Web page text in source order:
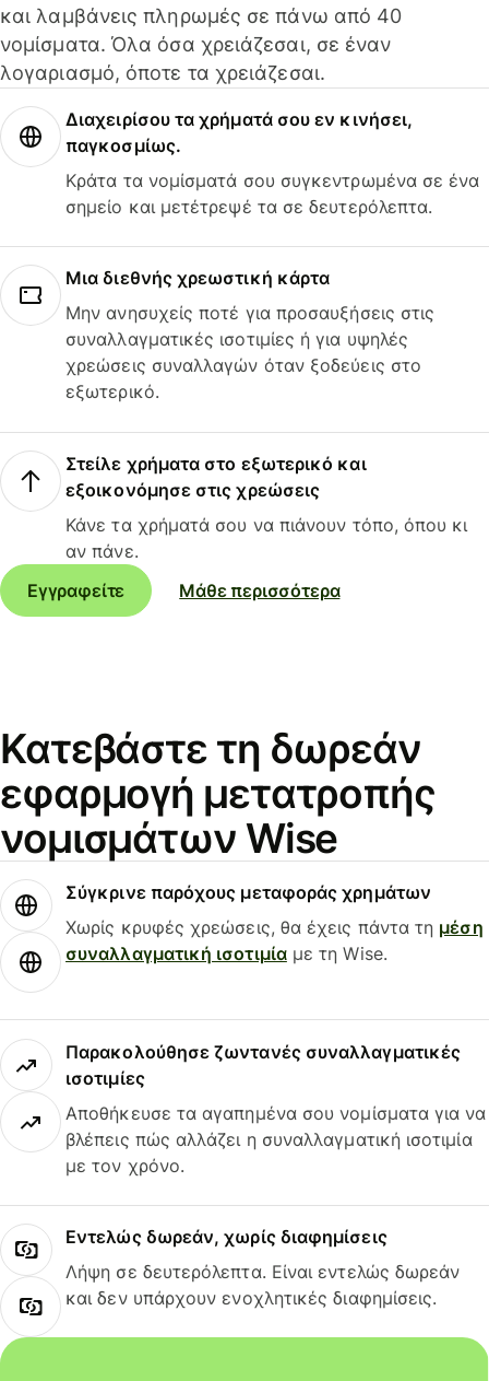
και λαμβάνεις πληρωμές σε πάνω από 40
νομίσματα. Όλα όσα χρειάζεσαι, σε έναν
λογαριασμό, όποτε τα χρειάζεσαι.
Διαχειρίσου τα χρήματά σου εν κινήσει,
παγκοσμίως.
Κράτα τα νομίσματά σου συγκεντρωμένα σε ένα
σημείο και μετέτρεψέ τα σε δευτερόλεπτα.
Μια διεθνής χρεωστική κάρτα
Μην ανησυχείς ποτέ για προσαυξήσεις στις
συναλλαγματικές ισοτιμίες ή για υψηλές
χρεώσεις συναλλαγών όταν ξοδεύεις στο
εξωτερικό.
Στείλε χρήματα στο εξωτερικό και
εξοικονόμησε στις χρεώσεις
Κάνε τα χρήματά σου να πιάνουν τόπο, όπου κι
αν πάνε.
Εγγραφείτε
Μάθε περισσότερα
Κατεβάστε τη δωρεάν
εφαρμογή μετατροπής
νομισμάτων Wise
Σύγκρινε παρόχους μεταφοράς χρημάτων
Χωρίς κρυφές χρεώσεις, θα έχεις πάντα τη μέση
συναλλαγματική ισοτιμίαμε τη Wise.
Παρακολούθησε ζωντανές συναλλαγματικές
ισοτιμίες
Αποθήκευσε τα αγαπημένα σου νομίσματα για να
βλέπεις πώς αλλάζει η συναλλαγματική ισοτιμία
με τον χρόνο.
Εντελώς δωρεάν, χωρίς διαφημίσεις
Λήψη σε δευτερόλεπτα. Είναι εντελώς δωρεάν
και δεν υπάρχουν ενοχλητικές διαφημίσεις.